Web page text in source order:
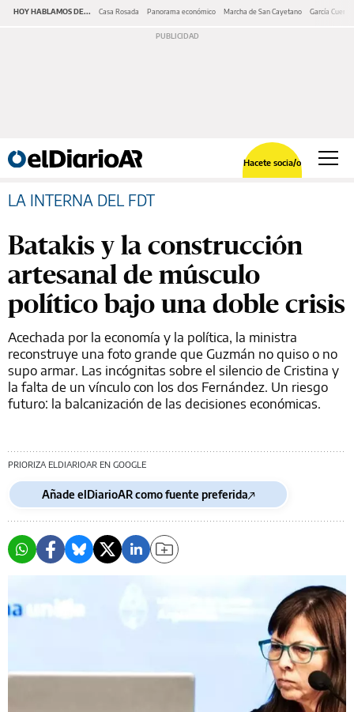
HOY HABLAMOS DE... Casa Rosada Panorama económico Marcha de San Cayetano García Cuerva
Hacete socia/o
LA INTERNA DEL FDT
Batakis y la construcción
artesanal de músculo
político bajo una doble crisis
Acechada por la economía y la política, la ministra
reconstruye una foto grande que Guzmán no quiso o no
supo armar. Las incógnitas sobre el silencio de Cristina y
la falta de un vínculo con los dos Fernández. Un riesgo
futuro: la balcanización de las decisiones económicas.
PRIORIZA ELDIARIOAR EN GOOGLE
Añade elDiarioAR como fuente preferida